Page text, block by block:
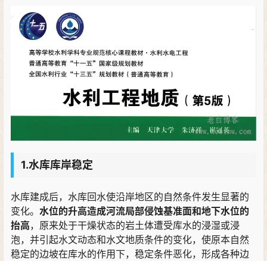
1.水库库岸稳定
水库建成后， 水库回水使沿岸地区的自然条件发生显著的
变化。 水位的升高造成河流局部侵蚀基准面和地下水位的
抬高， 原来处于干燥状态的岩土体遭受库水的浸湿或浸
泡， 并引起水文动态和水文地质条件的变化， 使原本自然
稳定的边坡在库水的作用下， 稳定条件恶化， 形成各种边